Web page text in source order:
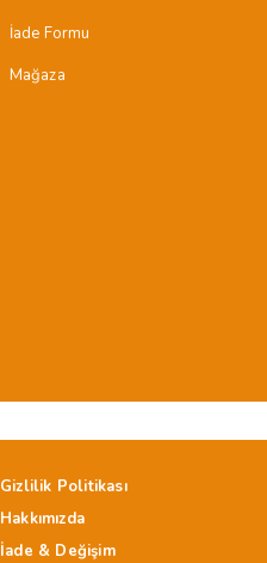
İade Formu
Mağaza
Gizlilik Politikası
Hakkımızda
İade & Değişim